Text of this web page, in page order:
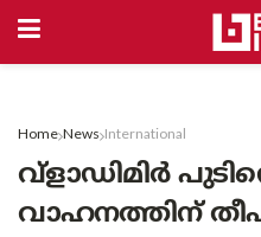
Home News International
വ്‌ളാഡിമിർ
വാഹനത്തിന്